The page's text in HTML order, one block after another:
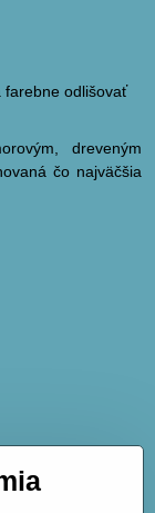
farebne odlišovať
dreveným
čo najväčšia